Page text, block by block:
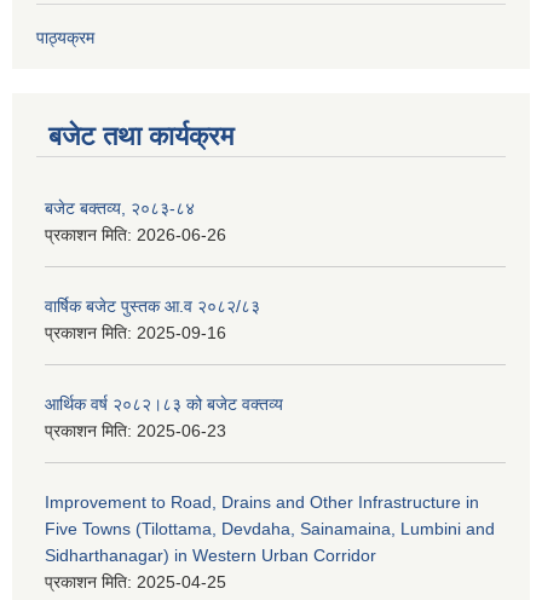
पाठ्यक्रम
बजेट तथा कार्यक्रम
बजेट बक्तव्य, २०८३-८४
प्रकाशन मिति: 2026-06-26
वार्षिक बजेट पुस्तक आ.व २०८२/८३
प्रकाशन मिति: 2025-09-16
आर्थिक वर्ष २०८२।८३ को बजेट वक्तव्य
प्रकाशन मिति: 2025-06-23
Improvement to Road, Drains and Other Infrastructure in
Five Towns (Tilottama, Devdaha, Sainamaina, Lumbini and
Sidharthanagar) in Western Urban Corridor
प्रकाशन मिति: 2025-04-25